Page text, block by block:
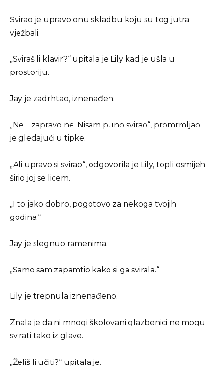
Svirao je upravo onu skladbu koju su tog jutra
vježbali.
„Sviraš li klavir?“ upitala je Lily kad je ušla u
prostoriju.
Jay je zadrhtao, iznenađen.
„Ne… zapravo ne. Nisam puno svirao“, promrmljao
je gledajući u tipke.
„Ali upravo si svirao“, odgovorila je Lily, topli osmijeh
širio joj se licem.
„I to jako dobro, pogotovo za nekoga tvojih
godina.“
Jay je slegnuo ramenima.
„Samo sam zapamtio kako si ga svirala.“
Lily je trepnula iznenađeno.
Znala je da ni mnogi školovani glazbenici ne mogu
svirati tako iz glave.
„Želiš li učiti?“ upitala je.